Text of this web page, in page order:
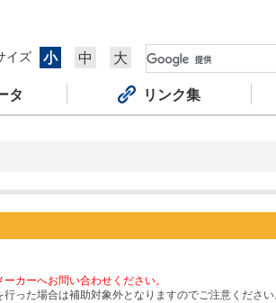
イズ
小 中 大
タ リンク集
カーへお問い合わせください。
った場合は補助対象外となりますのでご注意ください